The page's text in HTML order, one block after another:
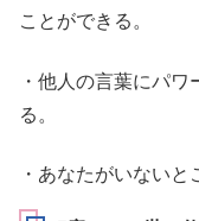
ことができる。
・他人の言葉にパ
る。
・あなたがいないと